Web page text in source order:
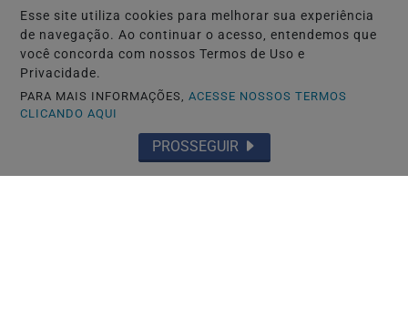
INÍCIO |
TERMOS DE USO E PRIVACIDADE
Esse site utiliza cookies para melhorar sua experiência
de navegação. Ao continuar o acesso, entendemos que
você concorda com nossos Termos de Uso e
Privacidade.
PARA MAIS INFORMAÇÕES,ACESSE NOSSOS TERMOS
CLICANDO AQUI
PROSSEGUIR